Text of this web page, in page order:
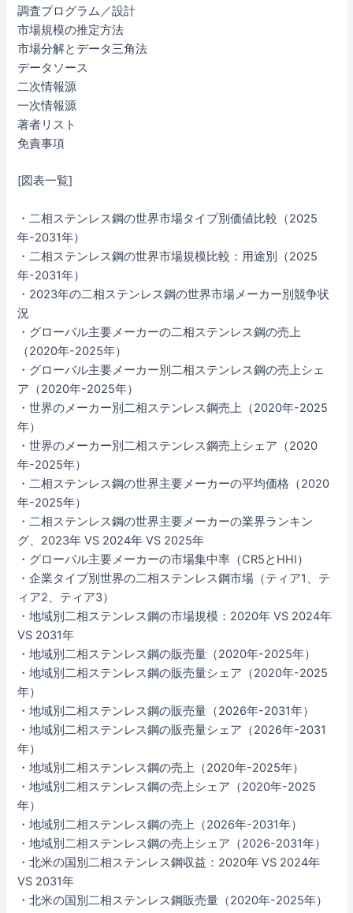
調査プログラム／設計
市場規模の推定方法
市場分解とデータ三角法
データソース
二次情報源
一次情報源
著者リスト
免責事項
[図表一覧]
・二相ステンレス鋼の世界市場タイプ別価値比較（2025
年-2031年）
・二相ステンレス鋼の世界市場規模比較：用途別（2025
年-2031年）
・2023年の二相ステンレス鋼の世界市場メーカー別競争状
況
・グローバル主要メーカーの二相ステンレス鋼の売上
（2020年-2025年）
・グローバル主要メーカー別二相ステンレス鋼の売上シェ
ア（2020年-2025年）
・世界のメーカー別二相ステンレス鋼売上（2020年-2025
年）
・世界のメーカー別二相ステンレス鋼売上シェア（2020
年-2025年）
・二相ステンレス鋼の世界主要メーカーの平均価格（2020
年-2025年）
・二相ステンレス鋼の世界主要メーカーの業界ランキン
グ、2023年 VS 2024年 VS 2025年
・グローバル主要メーカーの市場集中率（CR5とHHI）
・企業タイプ別世界の二相ステンレス鋼市場（ティア1、テ
ィア2、ティア3）
・地域別二相ステンレス鋼の市場規模：2020年 VS 2024年
VS 2031年
・地域別二相ステンレス鋼の販売量（2020年-2025年）
・地域別二相ステンレス鋼の販売量シェア（2020年-2025
年）
・地域別二相ステンレス鋼の販売量（2026年-2031年）
・地域別二相ステンレス鋼の販売量シェア（2026年-2031
年）
・地域別二相ステンレス鋼の売上（2020年-2025年）
・地域別二相ステンレス鋼の売上シェア（2020年-2025
年）
・地域別二相ステンレス鋼の売上（2026年-2031年）
・地域別二相ステンレス鋼の売上シェア（2026-2031年）
・北米の国別二相ステンレス鋼収益：2020年 VS 2024年
VS 2031年
・北米の国別二相ステンレス鋼販売量（2020年-2025年）